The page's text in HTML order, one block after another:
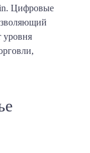
Цифровые
уровня